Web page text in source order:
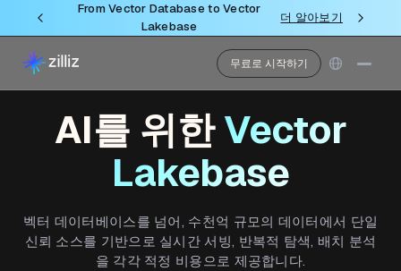
From Vector Database to Vector
Lakebase
더 알아보기
무료로 시작하기
AI를 위한Vector
Lakebase
벡터 데이터베이스를 넘어, 수천억 규모의 데이터에서 단일
신뢰 소스를 기반으로 실시간 서빙, 반복적 탐색, 배치 분석
을 각각 적정 비용으로 제공합니다.